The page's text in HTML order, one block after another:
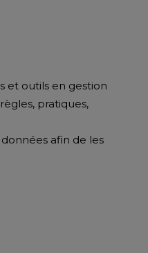
et outils en gestion
pratiques,
afin de les